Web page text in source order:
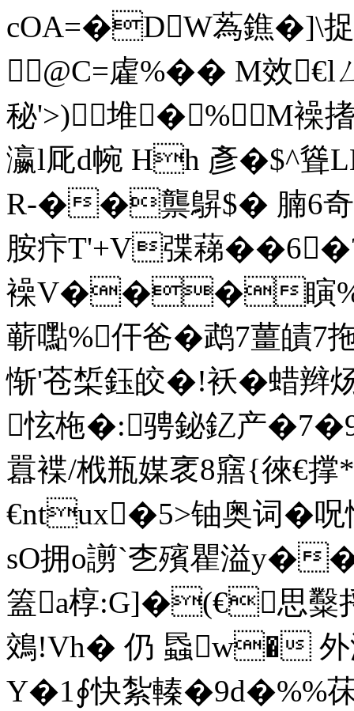
cOA=�DW蒍鐎�]\
@C=雐%�� M效
秘'>)堆�%M襙搘
瀛l厑d帵 Hh 彥�$^聳
R-��龒鵿$� 腩6奇
胺疜T'+V弽蕛
襙V���瞚
蕲嚸%仠爸�鹉7薑皟
惭'苍椞鈺皎�!袄�蜡
怰柂�:骋鉍釔产
囂褋/栰瓶媒衺8窹{徠€
€ntux�5>铀奥词�
sO拥o謭`朰殯瞿溢y�
篕a椁:G]�(€思糳
鵁!Vh� 仍 蟁w� 外
Y�1∮快紮轃�9d�%%